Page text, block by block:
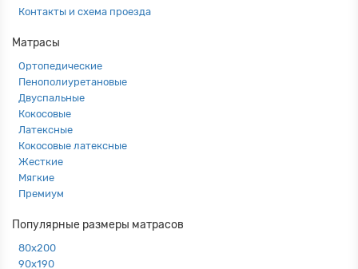
Контакты и схема проезда
Матрасы
Ортопедические
Пенополиуретановые
Двуспальные
Кокосовые
Латексные
Кокосовые латексные
Жесткие
Мягкие
Премиум
Популярные размеры матрасов
80х200
90х190